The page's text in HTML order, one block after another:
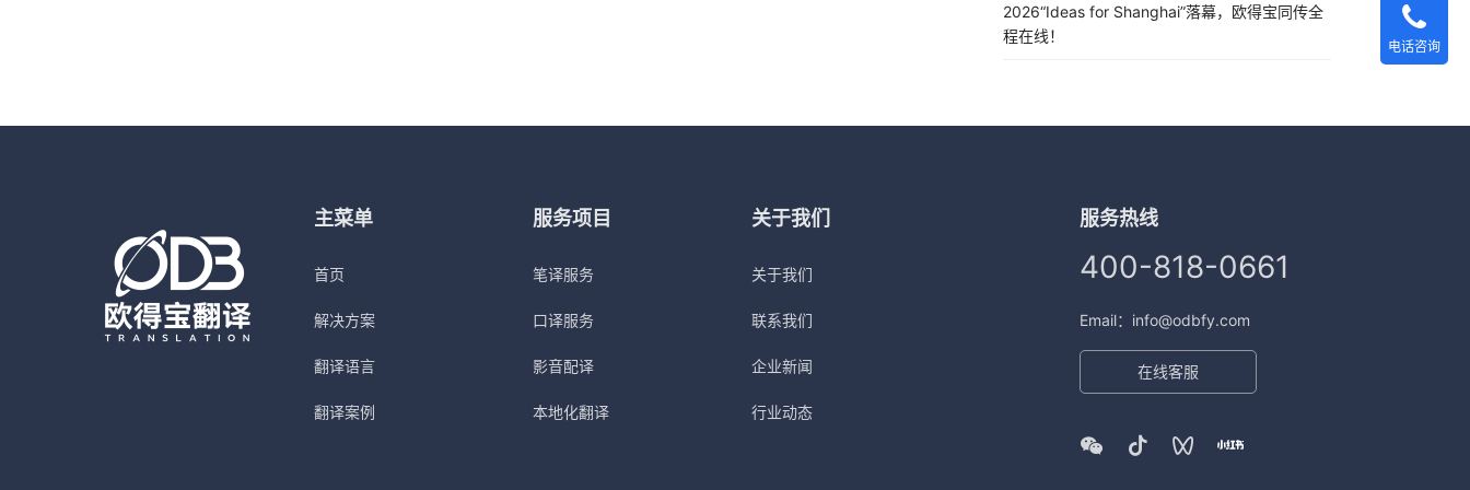
2026“Ideas for Shanghai”落幕，欧得宝同传全
程在线！
主菜单
首页
解决方案
翻译语言
翻译案例
服务项目
笔译服务
口译服务
影音配译
本地化翻译
关于我们
关于我们
联系我们
企业新闻
行业动态
服务热线
400-818-0661
Email：info@odbfy.com
在线客服
电话咨询